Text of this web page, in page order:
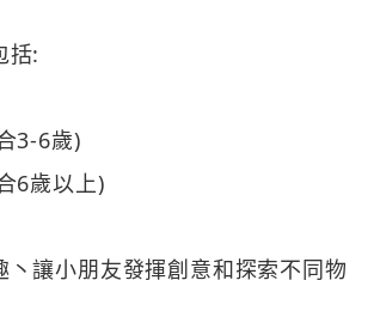
括:
3-6歲)
6歲以上)
丶讓小朋友發揮創意和探索不同物